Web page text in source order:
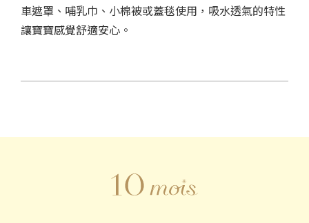
車遮罩、哺乳巾、小棉被或蓋毯使用，吸水透氣的特性
讓寶寶感覺舒適安心。